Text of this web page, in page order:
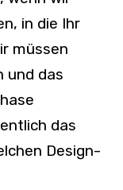
in die Ihr
müssen
und das
das
Design-